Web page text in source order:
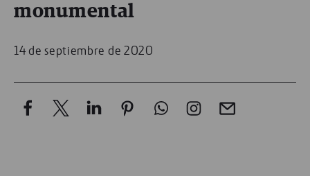
monumental
14 de septiembre de 2020